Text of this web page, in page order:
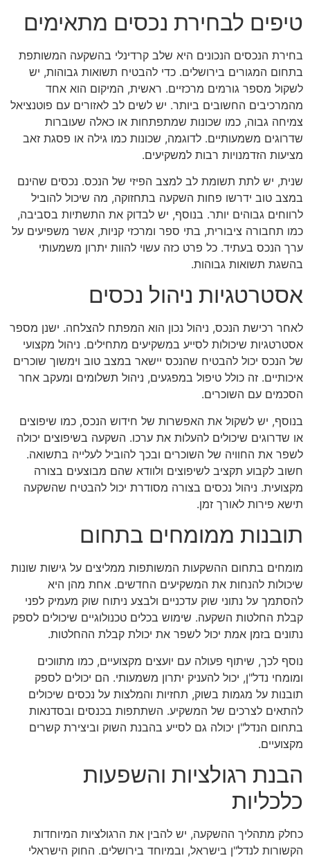
טיפים לבחירת נכסים מתאימים
בחירת הנכסים הנכונים היא שלב קרדינלי בהשקעה המשותפת
בתחום המגורים בירושלים. כדי להבטיח תשואות גבוהות, יש
לשקול מספר גורמים מרכזיים. ראשית, המיקום הוא אחד
מהמרכיבים החשובים ביותר. יש לשים לב לאזורים עם פוטנציאל
צמיחה גבוה, כמו שכונות שמתפתחות או כאלה שעוברות
שדרוגים משמעותיים. לדוגמה, שכונות כמו גילה או פסגת זאב
מציעות הזדמנויות רבות למשקיעים.
שנית, יש לתת תשומת לב למצב הפיזי של הנכס. נכסים שהינם
במצב טוב ידרשו פחות השקעה בתחזוקה, מה שיכול להוביל
לרווחים גבוהים יותר. בנוסף, יש לבדוק את התשתיות בסביבה,
כמו תחבורה ציבורית, בתי ספר ומרכזי קניות, אשר משפיעים על
ערך הנכס בעתיד. כל פרט כזה עשוי להוות יתרון משמעותי
בהשגת תשואות גבוהות.
אסטרטגיות ניהול נכסים
לאחר רכישת הנכס, ניהול נכון הוא המפתח להצלחה. ישנן מספר
אסטרטגיות שיכולות לסייע במשקיעים מתחילים. ניהול מקצועי
של הנכס יכול להבטיח שהנכס יישאר במצב טוב וימשוך שוכרים
איכותיים. זה כולל טיפול במפגעים, ניהול תשלומים ומעקב אחר
הסכמים עם השוכרים.
בנוסף, יש לשקול את האפשרות של חידוש הנכס, כמו שיפוצים
או שדרוגים שיכולים להעלות את ערכו. השקעה בשיפוצים יכולה
לשפר את החוויה של השוכרים ובכך להוביל לעלייה בתשואה.
חשוב לקבוע תקציב לשיפוצים ולוודא שהם מבוצעים בצורה
מקצועית. ניהול נכסים בצורה מסודרת יכול להבטיח שהשקעה
תישא פירות לאורך זמן.
תובנות ממומחים בתחום
מומחים בתחום ההשקעות המשותפות ממליצים על גישות שונות
שיכולות להנחות את המשקיעים החדשים. אחת מהן היא
להסתמך על נתוני שוק עדכניים ולבצע ניתוח שוק מעמיק לפני
קבלת החלטות השקעה. שימוש בכלים טכנולוגיים שיכולים לספק
נתונים בזמן אמת יכול לשפר את יכולת קבלת ההחלטות.
נוסף לכך, שיתוף פעולה עם יועצים מקצועיים, כמו מתווכים
ומומחי נדל"ן, יכול להעניק יתרון משמעותי. הם יכולים לספק
תובנות על מגמות בשוק, תחזיות והמלצות על נכסים שיכולים
להתאים לצרכים של המשקיע. השתתפות בכנסים ובסדנאות
בתחום הנדל"ן יכולה גם לסייע בהבנת השוק וביצירת קשרים
מקצועיים.
הבנת רגולציות והשפעות
כלכליות
כחלק מתהליך ההשקעה, יש להבין את הרגולציות המיוחדות
הקשורות לנדל"ן בישראל, ובמיוחד בירושלים. החוק הישראלי